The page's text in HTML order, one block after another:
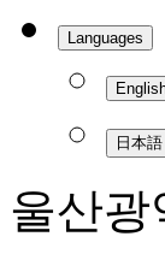
Languages
日本語
울산광